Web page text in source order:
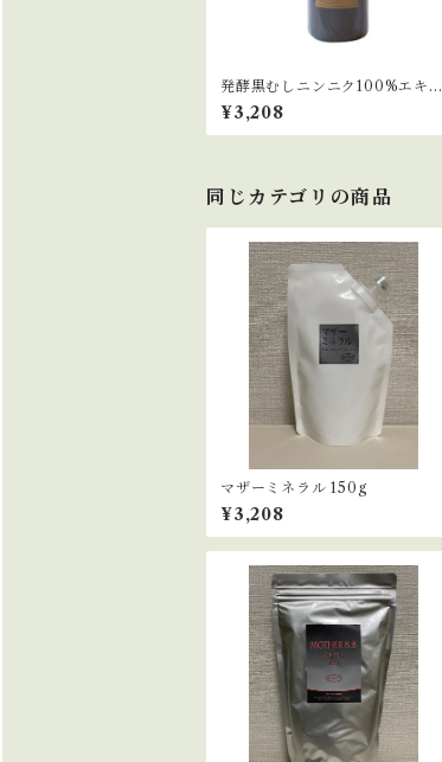
発酵黒むしニンニク100%エキス
100ml
¥3,208
同じカテゴリの商品
マザーミネラル 150g
¥3,208